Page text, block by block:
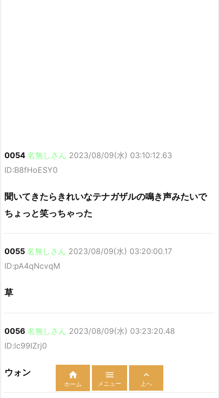
0054 名無しさん 2023/08/09(水) 03:10:12.63
ID:B8fHoESY0
聞いてきたらきれいなテナガザルの鳴き声みたいで
ちょっと笑っちゃった
0055 名無しさん 2023/08/09(水) 03:20:00.17
ID:pA4qNcvqM
草
0056 名無しさん 2023/08/09(水) 03:23:20.48
ID:lc99IZrj0
ウォン 
ホーム

メニュー

上へ